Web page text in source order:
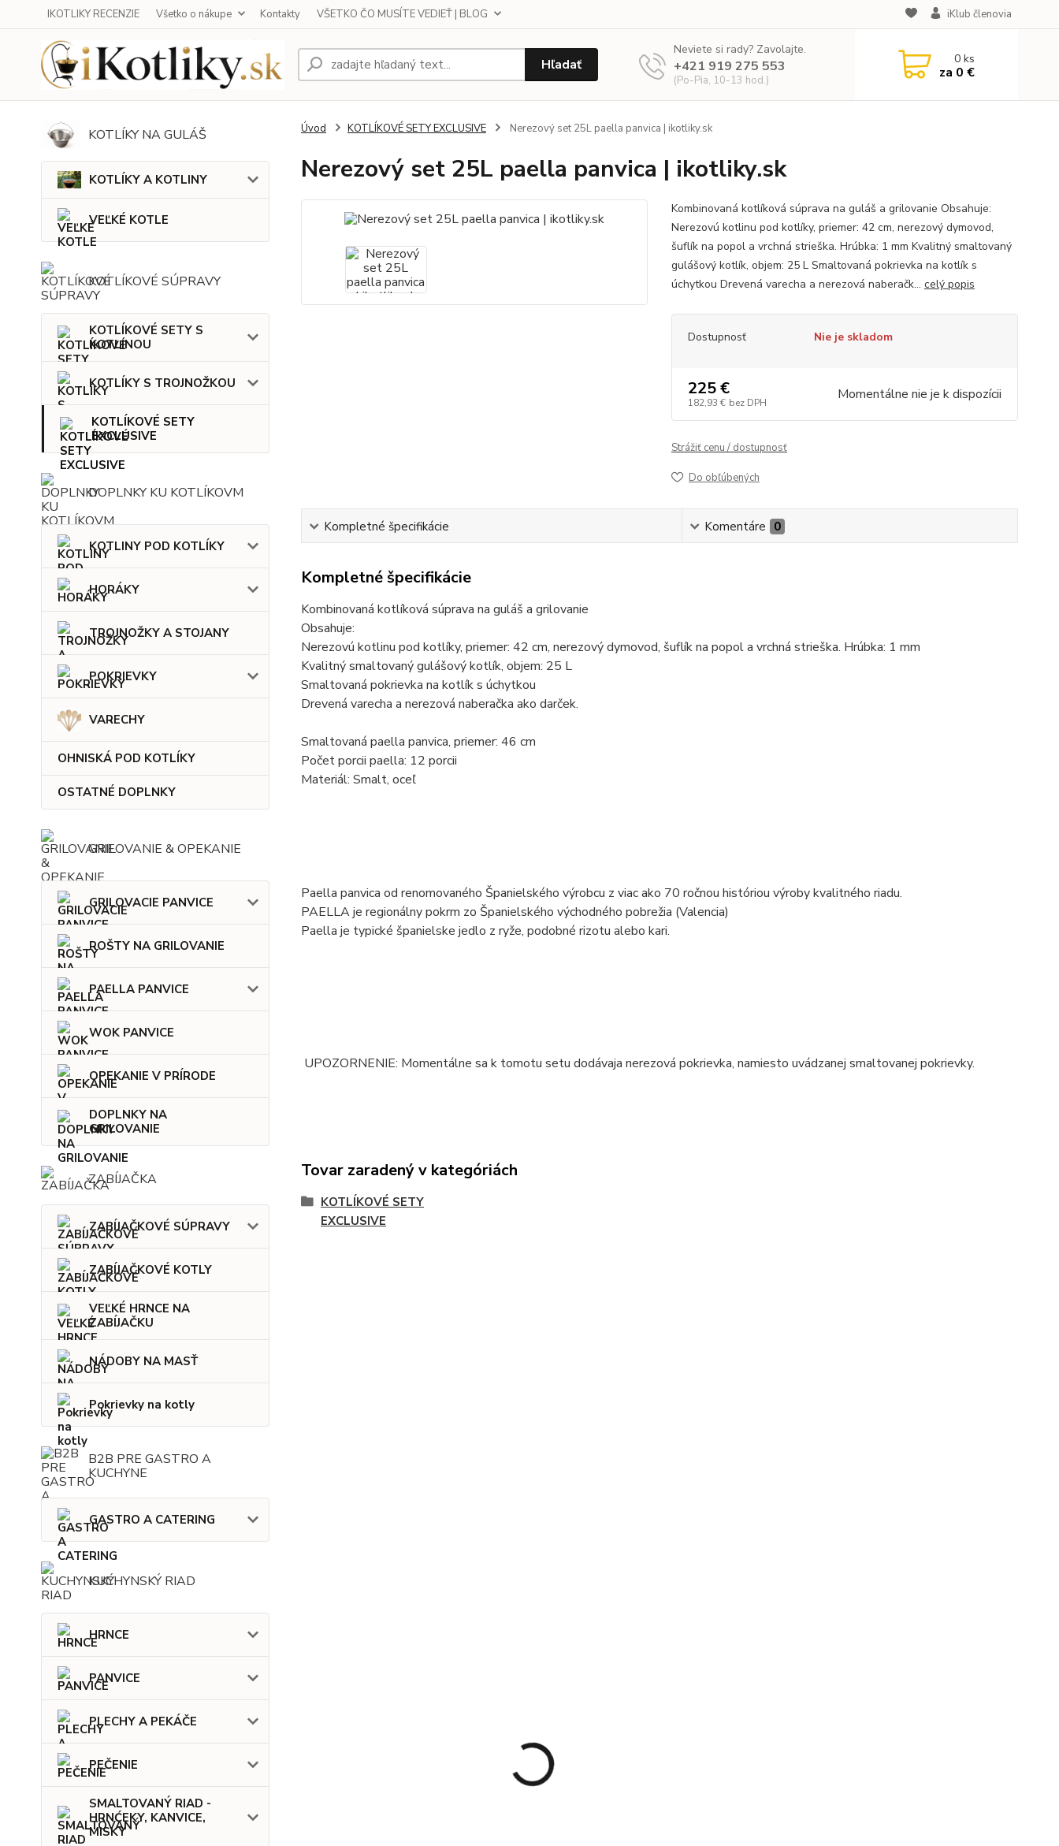
IKOTLIKY RECENZIE Všetko o nákupe Kontakty VŠETKO ČO MUSÍTE VEDIEŤ | BLOG iKlub členovia
Hľadať
Neviete si rady? Zavolajte.
+421 919 275 553
(Po-Pia, 10-13 hod.)
0ks
za 0 €
KOTLÍKY NA GULÁŠ
KOTLÍKY A KOTLINY
VEĽKÉ KOTLE
KOTLÍKOVÉ SÚPRAVY
KOTLÍKOVÉ SETY S
KOTLINOU
KOTLÍKY S TROJNOŽKOU
KOTLÍKOVÉ SETY
EXCLUSIVE
DOPLNKY KU KOTLÍKOVM
KOTLINY POD KOTLÍKY
HORÁKY
TROJNOŽKY A STOJANY
POKRIEVKY
VARECHY
OHNISKÁ POD KOTLÍKY
OSTATNÉ DOPLNKY
GRILOVANIE & OPEKANIE
GRILOVACIE PANVICE
ROŠTY NA GRILOVANIE
PAELLA PANVICE
WOK PANVICE
OPEKANIE V PRÍRODE
DOPLNKY NA
GRILOVANIE
ZABÍJAČKA
ZABÍJAČKOVÉ SÚPRAVY
ZABÍJAČKOVÉ KOTLY
VEĽKÉ HRNCE NA
ZABÍJAČKU
NÁDOBY NA MASŤ
Pokrievky na kotly
B2B PRE GASTRO A
KUCHYNE
GASTRO A CATERING
KUCHYNSKÝ RIAD
HRNCE
PANVICE
PLECHY A PEKÁČE
PEČENIE
SMALTOVANÝ RIAD -
HRNĆEKY, KANVICE,
MISKY
Úvod KOTLÍKOVÉ SETY EXCLUSIVE Nerezový set 25L paella panvica | ikotliky.sk
Nerezový set 25L paella panvica | ikotliky.sk
Kombinovaná kotlíková súprava na guláš a grilovanie Obsahuje:
Nerezovú kotlinu pod kotlíky, priemer: 42 cm, nerezový dymovod,
šuflík na popol a vrchná strieška. Hrúbka: 1 mm Kvalitný smaltovaný
gulášový kotlík, objem: 25 L Smaltovaná pokrievka na kotlík s
úchytkou Drevená varecha a nerezová naberačk... celý popis
Dostupnosť Nie je skladom
225 €
182,93 € bez DPH Momentálne nie je k dispozícii
Strážiť cenu / dostupnosť
Do obľúbených
Kompletné špecifikácie Komentáre 0
Kompletné špecifikácie
Kombinovaná kotlíková súprava na guláš a grilovanie
Obsahuje:
Nerezovú kotlinu pod kotlíky, priemer: 42 cm, nerezový dymovod, šuflík na popol a vrchná strieška. Hrúbka: 1 mm
Kvalitný smaltovaný gulášový kotlík, objem: 25 L
Smaltovaná pokrievka na kotlík s úchytkou
Drevená varecha a nerezová naberačka ako darček.
Smaltovaná paella panvica, priemer: 46 cm
Počet porcii paella: 12 porcii
Materiál: Smalt, oceľ
Paella panvica od renomovaného Španielského výrobcu z viac ako 70 ročnou históriou výroby kvalitného riadu.
PAELLA je regionálny pokrm zo Španielského východného pobrežia (Valencia)
Paella je typické španielske jedlo z ryže, podobné rizotu alebo kari.
UPOZORNENIE: Momentálne sa k tomotu setu dodávaja nerezová pokrievka, namiesto uvádzanej smaltovanej pokrievky.
Tovar zaradený v kategóriách
KOTLÍKOVÉ SETY
EXCLUSIVE